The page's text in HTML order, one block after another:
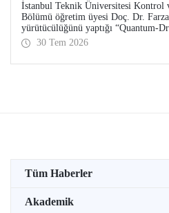
İstanbul Teknik Üniversitesi Kontrol
Bölümü öğretim üyesi Doç. Dr.
yürütücülüğünü yaptığı “Quantum-
Revolutionizing Energy Security for
EUREKA-EUROSTARS Programı
kazandı.
30 Tem 2026
Tüm Haberler
Akademik